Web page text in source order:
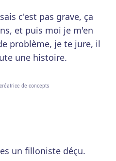
c'est pas grave, ça
et puis moi je m'en
problème, je te jure, il
une histoire.
de concepts
un filloniste déçu.